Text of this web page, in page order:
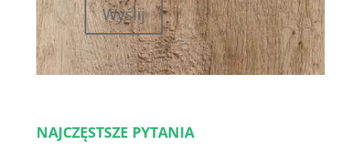
Wyślij
NAJCZĘSTSZE PYTANIA